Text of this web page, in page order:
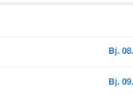
Bj.
Bj.